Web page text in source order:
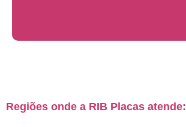
Regiões onde a RIB Placas atende: